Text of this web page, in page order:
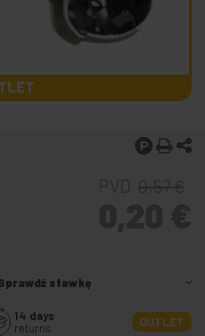
stawkę
14 days
returns
OUTLET